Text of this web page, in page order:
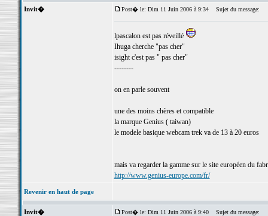
Invit� Post� le: Dim 11 Juin 2006 à 9:34 Sujet du message:
lpascalon est pas réveillé
Ihuga cherche "pas cher"
isight c'est pas " pas cher"
--------
on en parle souvent
une des moins chères et compatible
la marque Genius ( taiwan)
le modele basique webcam trek va de 13 à 20 euros
mais va regarder la gamme sur le site européen du
http://www.genius-europe.com/fr/
Revenir en haut de page
Invit� Post� le: Dim 11 Juin 2006 à 9:40 Sujet du message: